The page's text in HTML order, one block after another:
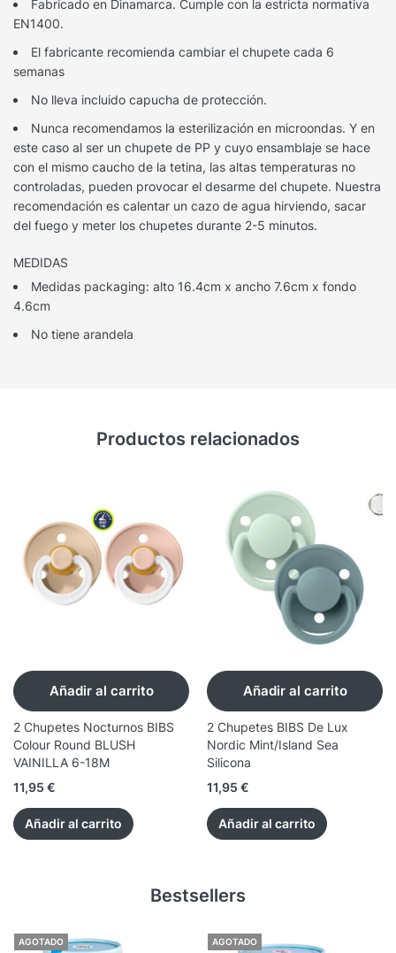
Fabricado en Dinamarca. Cumple con la estricta normativa
EN1400.
El fabricante recomienda cambiar el chupete cada 6
semanas
No lleva incluido capucha de protección.
Nunca recomendamos la esterilización en microondas. Y en
este caso al ser un chupete de PP y cuyo ensamblaje se hace
con el mismo caucho de la tetina, las altas temperaturas no
controladas, pueden provocar el desarme del chupete. Nuestra
recomendación es calentar un cazo de agua hirviendo, sacar
del fuego y meter los chupetes durante 2-5 minutos.
MEDIDAS
Medidas packaging: alto 16.4cm x ancho 7.6cm x fondo
4.6cm
No tiene arandela
Productos relacionados
Añadir al carrito
2 Chupetes Nocturnos BIBS
Colour Round BLUSH
VAINILLA 6-18M
11,95 €
Añadir al carrito
Añadir al carrito
2 Chupetes BIBS De Lux
Nordic Mint/Island Sea
Silicona
11,95 €
Añadir al carrito
Bestsellers
AGOTADO AGOTADO